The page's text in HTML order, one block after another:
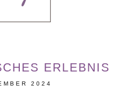
ERLEBNIS
2024